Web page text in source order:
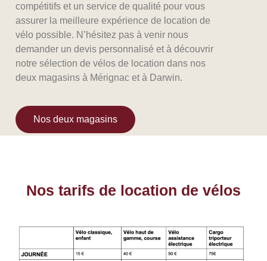
compétitifs et un service de qualité pour vous
assurer la meilleure expérience de location de
vélo possible. N’hésitez pas à venir nous
demander un devis personnalisé et à découvrir
notre sélection de vélos de location dans nos
deux magasins à Mérignac et à Darwin.
Nos deux magasins
Nos tarifs de location de vélos